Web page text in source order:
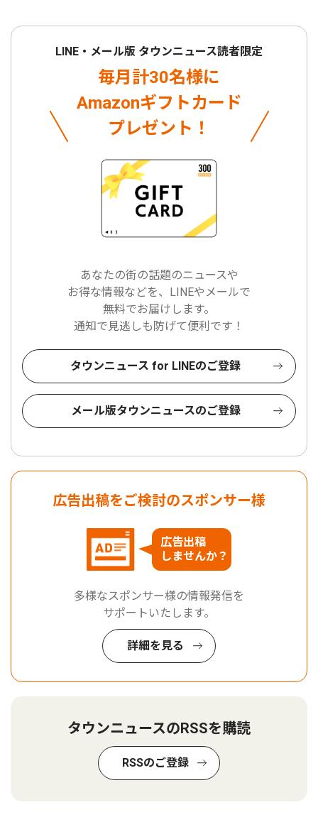
LINE・メール版 タウンニュース読者限定
毎月計30名様に
Amazonギフトカード
プレゼント！
あなたの街の話題のニュースや
お得な情報などを、LINEやメールで
無料でお届けします。
通知で見逃しも防げて便利です！
タウンニュース for LINEのご登録
メール版タウンニュースのご登録
広告出稿をご検討のスポンサー様
広告出稿
しませんか？
多様なスポンサー様の情報発信を
サポートいたします。
詳細を見る
タウンニュースのRSSを購読
RSSのご登録